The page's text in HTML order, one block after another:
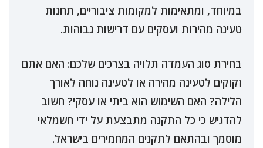
במיוחד, ומתאימות למקומות ציבוריים, תחנות
טעינה מהירות ועסקים עם דרישות גבוהות.
בחירת סוג העמדה תלויה בצרכים שלכם: האם אתם
זקוקים לטעינה מהירה או לטעינה נוחה לאורך
הלילה? האם השימוש הוא ביתי או עסקי? חשוב
להדגיש כי כל התקנה מתבצעת על ידי חשמלאי
מוסמך ובהתאם לתקנים המחמירים בישראל.